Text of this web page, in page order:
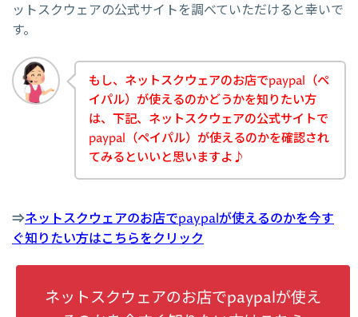
ットスクウェアの公式サイトを調べていただけると幸いで
す。
もし、ネットスクウェアのお店でpaypal（ペ
イパル）が使えるのかどうかを知りたい方
は、下記、ネットスクウェアの公式サイトで
paypal（ペイパル）が使えるのかを確認され
てみるといいと思いますよ♪
⇒ネットスクウェアのお店でpaypalが使えるのかを今す
ぐ知りたい方はこちらをクリック
ネットスクウェアのお店でpaypalが使え